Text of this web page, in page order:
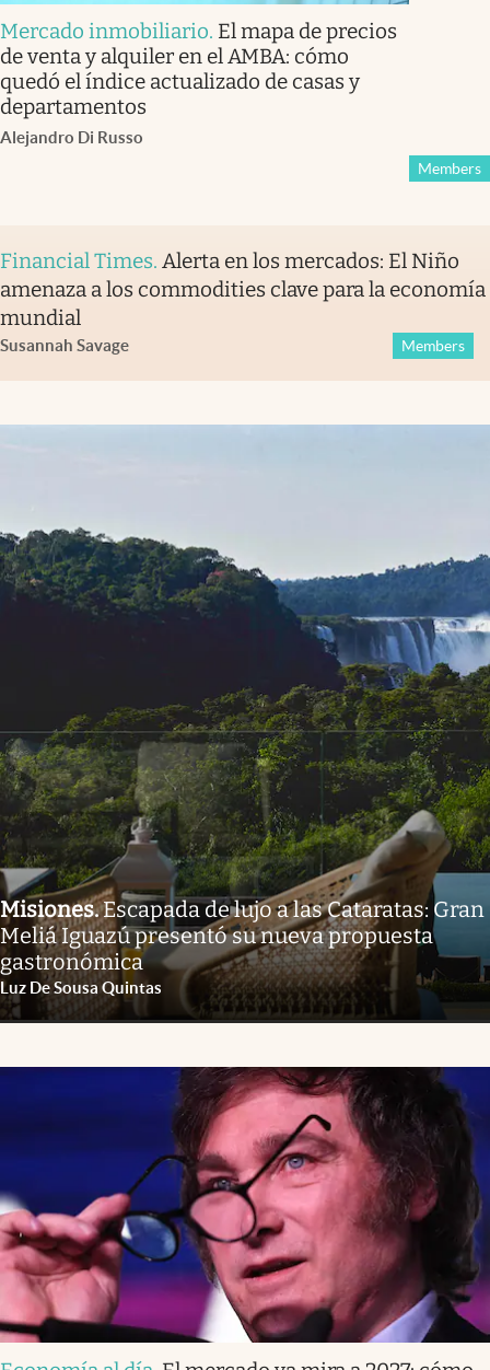
Mercado inmobiliario. El mapa de precios
de venta y alquiler en el AMBA: cómo
quedó el índice actualizado de casas y
departamentos
Alejandro Di Russo
Members
Financial Times. Alerta en los mercados: El Niño
amenaza a los commodities clave para la economía
mundial
Susannah Savage Members
Misiones.Escapada de lujo a las Cataratas: Gran
Meliá Iguazú presentó su nueva propuesta
gastronómica
Luz De Sousa Quintas